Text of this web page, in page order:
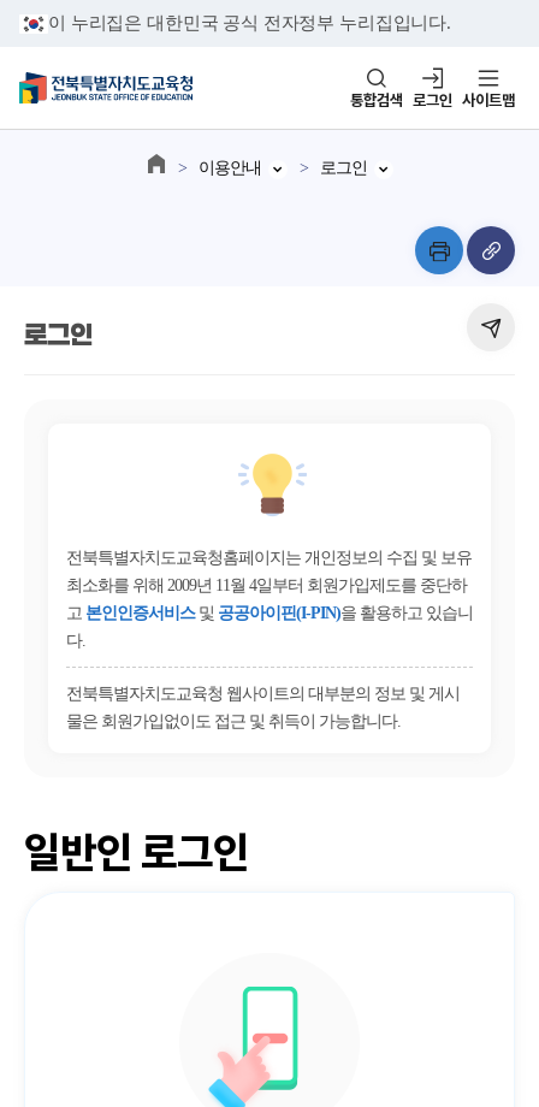
이 누리집은 대한민국 공식 전자정부 누리집입니다.
통합검색 로그인 사이트맵
이용안내 로그인
로그인
전북특별자치도교육청홈페이지는 개인정보의 수집 및 보유
최소화를 위해 2009년 11월 4일부터 회원가입제도를 중단하
고 본인인증서비스 및 공공아이핀(I-PIN)을 활용하고 있습니
다.
전북특별자치도교육청 웹사이트의 대부분의 정보 및 게시
물은 회원가입없이도 접근 및 취득이 가능합니다.
일반인 로그인